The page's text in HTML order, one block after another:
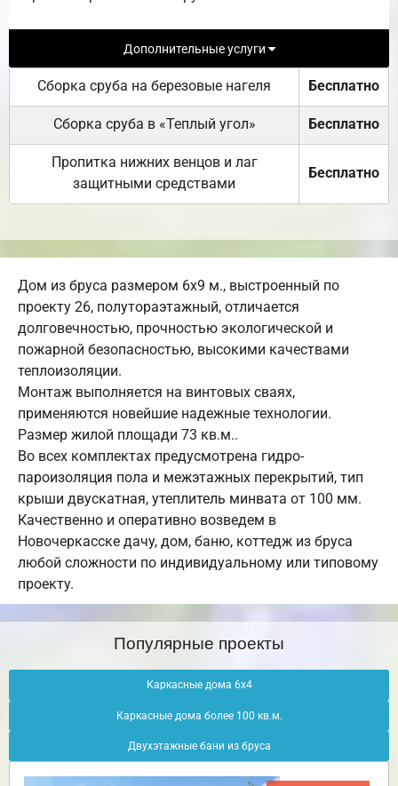
Дополнительные услуги
Сборка сруба на березовые нагеля Бесплатно
Сборка сруба в «Теплый угол» Бесплатно
Пропитка нижних венцов и лаг
защитными средствами
Бесплатно
Дом из бруса размером 6х9 м., выстроенный по
проекту 26, полутораэтажный, отличается
долговечностью, прочностью экологической и
пожарной безопасностью, высокими качествами
теплоизоляции.
Монтаж выполняется на винтовых сваях,
применяются новейшие надежные технологии.
Размер жилой площади 73 кв.м..
Во всех комплектах предусмотрена гидро-
пароизоляция пола и межэтажных перекрытий, тип
крыши двускатная, утеплитель минвата от 100 мм.
Качественно и оперативно возведем в
Новочеркасске дачу, дом, баню, коттедж из бруса
любой сложности по индивидуальному или типовому
проекту.
Популярные проекты
Каркасные дома 6х4
Каркасные дома более 100 кв.м.
Двухэтажные бани из бруса